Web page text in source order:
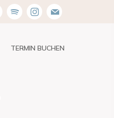
TERMIN BUCHEN